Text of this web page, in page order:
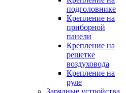
подголовнике
Крепление на
приборной
панели
Крепление на
решетке
воздуховода
Крепление на
руле
Зарядные устройства